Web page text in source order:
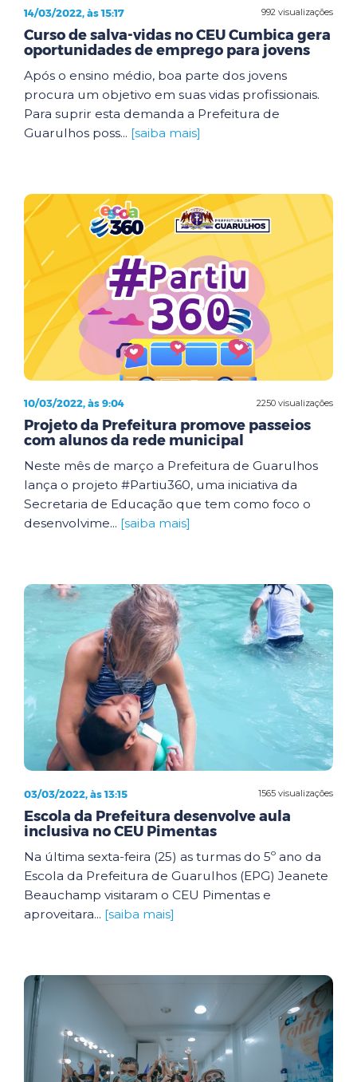
992 visualizações
14/03/2022, às 15:17
Curso de salva-vidas no CEU Cumbica gera
oportunidades de emprego para jovens
Após o ensino médio, boa parte dos jovens
procura um objetivo em suas vidas profissionais.
Para suprir esta demanda a Prefeitura de
Guarulhos poss... [saiba mais]
2250 visualizações
10/03/2022, às 9:04
Projeto da Prefeitura promove passeios
com alunos da rede municipal
Neste mês de março a Prefeitura de Guarulhos
lança o projeto #Partiu360, uma iniciativa da
Secretaria de Educação que tem como foco o
desenvolvime... [saiba mais]
1565 visualizações
03/03/2022, às 13:15
Escola da Prefeitura desenvolve aula
inclusiva no CEU Pimentas
Na última sexta-feira (25) as turmas do 5º ano da
Escola da Prefeitura de Guarulhos (EPG) Jeanete
Beauchamp visitaram o CEU Pimentas e
aproveitara... [saiba mais]